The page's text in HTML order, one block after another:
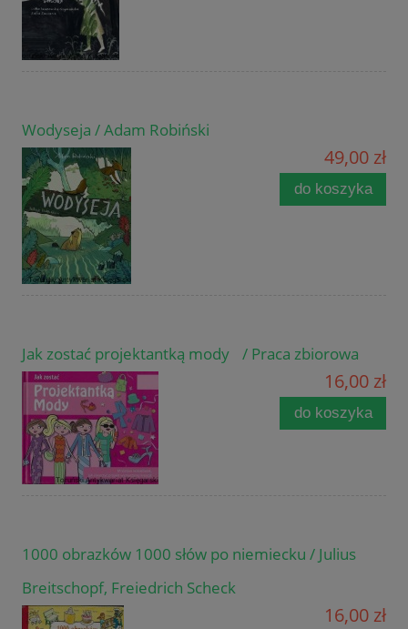
Wodyseja / Adam Robiński
49,00 zł
do koszyka
Jak zostać projektantką mody / Praca zbiorowa
16,00 zł
do koszyka
1000 obrazków 1000 słów po niemiecku / Julius
Breitschopf, Freiedrich Scheck
16,00 zł